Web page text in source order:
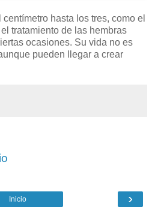
hasta los tres, como el
tratamiento de las hembras
ocasiones. Su vida no es
pueden llegar a crear
›
Inicio